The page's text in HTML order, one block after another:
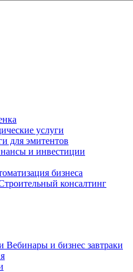
услуги
для эмитентов
и инвестиции
бизнеса
консалтинг
Вебинары и бизнес завтраки